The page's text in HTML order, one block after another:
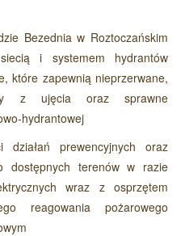
Bezednia w Roztoczańskim
i systemem hydrantów
które zapewnią nieprzerwane,
z ujęcia oraz sprawne
hydrantowej
działań prewencyjnych oraz
dostępnych terenów w razie
wraz z osprzętem
reagowania pożarowego